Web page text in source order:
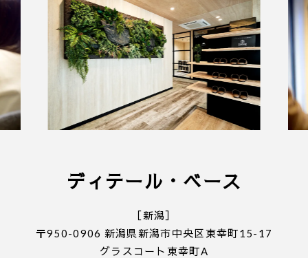
■ 個人情報の取り扱いについて
・ご入力いただきました情報は「プライバシーポリ
」に従って取り扱われます。
ディテール・ベース
［新潟］
〒950-0906 新潟県新潟市中央区東幸町15-17
グラスコート東幸町A